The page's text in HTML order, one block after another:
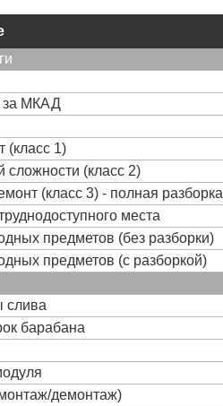
за МКАД
(класс 1)
сложности (класс 2)
(класс 3) - полная разборка
места
предметов (без разборки)
предметов (с разборкой)
слива
барабана
демонтаж)